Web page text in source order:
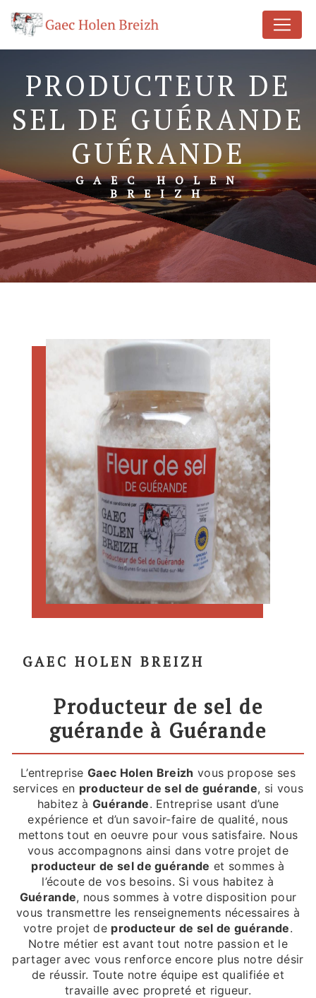
PRODUCTEUR DE
SEL DE GUÉRANDE
GUÉRANDE
GAEC HOLEN
BREIZH
GAEC HOLEN BREIZH
producteur de sel de
guérande à Guérande
L’entrepriseGaec Holen Breizh vous propose ses
services en producteur de sel de guérande, si vous
habitez à Guérande. Entreprise usant d’une
expérience et d’un savoir-faire de qualité, nous
mettons tout en oeuvre pour vous satisfaire. Nous
vous accompagnons ainsi dans votre projet de
producteur de sel de guérande et sommes à
l’écoute de vos besoins. Si vous habitez à
Guérande, nous sommes à votre disposition pour
vous transmettre les renseignements nécessaires à
votre projet de producteur de sel de guérande.
Notre métier est avant tout notre passion et le
partager avec vous renforce encore plus notre désir
de réussir. Toute notre équipe est qualifiée et
travaille avec propreté et rigueur.